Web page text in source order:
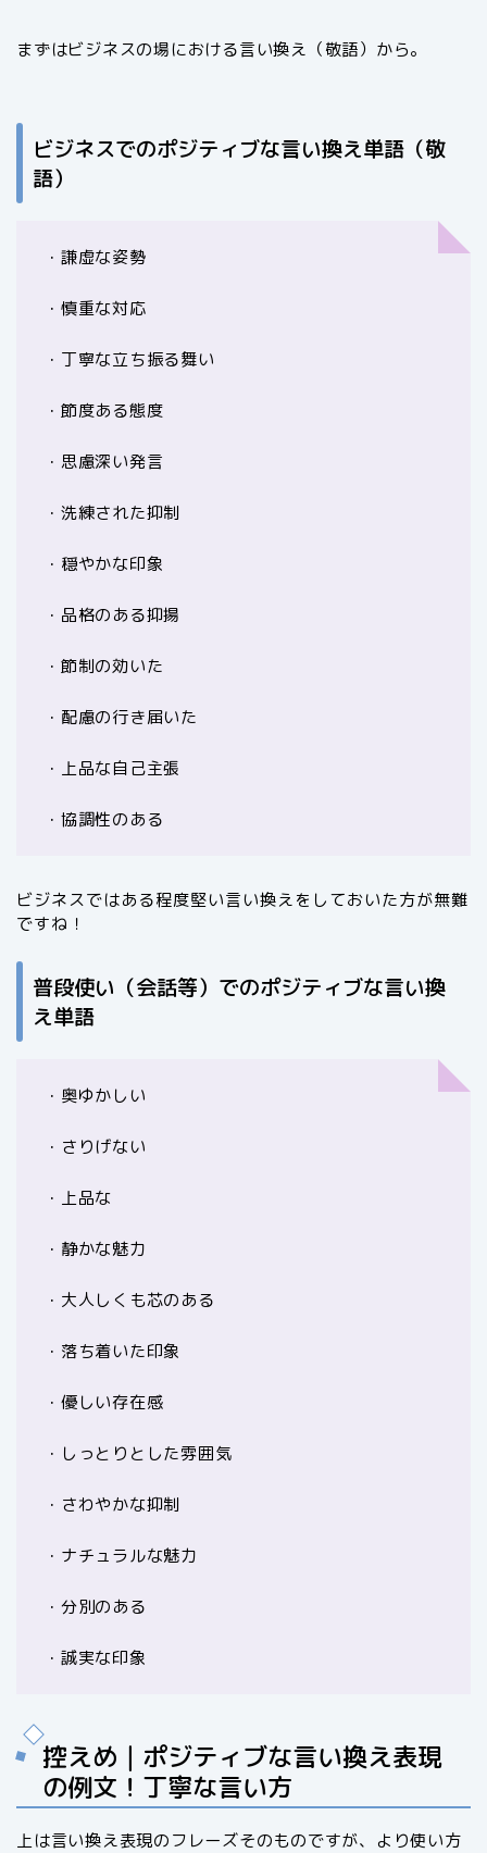
まずはビジネスの場における言い換え（敬語）から。
ビジネスでのポジティブな言い換え単語（敬
語）
・謙虚な姿勢
・慎重な対応
・丁寧な立ち振る舞い
・節度ある態度
・思慮深い発言
・洗練された抑制
・穏やかな印象
・品格のある抑揚
・節制の効いた
・配慮の行き届いた
・上品な自己主張
・協調性のある
ビジネスではある程度堅い言い換えをしておいた方が無難
ですね！
普段使い（会話等）でのポジティブな言い換
え単語
・奥ゆかしい
・さりげない
・上品な
・静かな魅力
・大人しくも芯のある
・落ち着いた印象
・優しい存在感
・しっとりとした雰囲気
・さわやかな抑制
・ナチュラルな魅力
・分別のある
・誠実な印象
控えめ｜ポジティブな言い換え表現
の例文！丁寧な言い方
上は言い換え表現のフレーズそのものですが、より使い方